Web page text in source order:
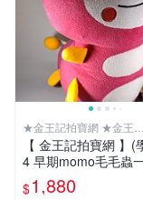
★金王記拍寶網 ★金王記
拍寶趣
【 金王記拍寶網 】(
4 早期momo毛毛蟲
$1,880